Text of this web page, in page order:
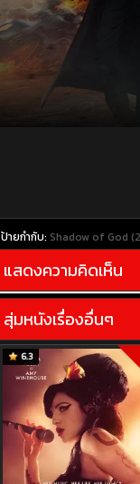
ป้ายกำกับ: Shadow of God
แสดงความคิดเห็น
สุ่มหนังเรื่องอื่นๆ
6.3